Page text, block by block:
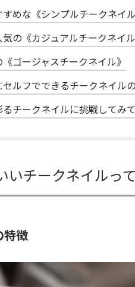
めな《シンプルチークネイル
の《カジュアルチークネイル
ゴージャスチークネイル》
セルフでできるチークネイル
チークネイルに挑戦してみて
いチークネイルっ
特徴